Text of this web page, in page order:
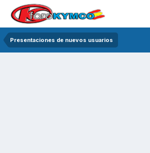
Presentaciones de nuevos usuarios